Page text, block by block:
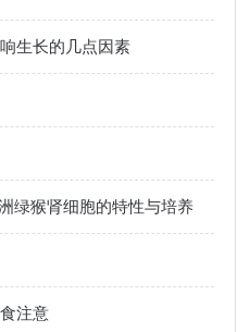
生长的几点因素
绿猴肾细胞的特性与培养
注意